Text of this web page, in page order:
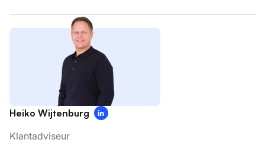
Heiko Wijtenburg
Klantadviseur
Functioneel
ALLES ACCEPTEREN